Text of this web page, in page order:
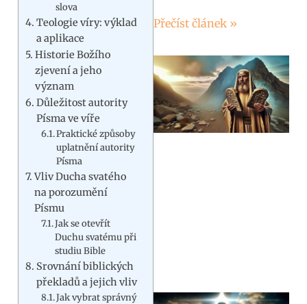
slova
Teologie víry: výklad
a aplikace
Historie Božího
zjevení a jeho
význam
Důležitost autority
Písma ve víře
Praktické způsoby
uplatnění autority
Písma
Vliv Ducha svatého
na porozumění
Písmu
Jak se otevřít
Duchu svatému při
studiu Bible
Srovnání biblických
překladů a jejich vliv
Jak vybrat správný
Přečíst článek »